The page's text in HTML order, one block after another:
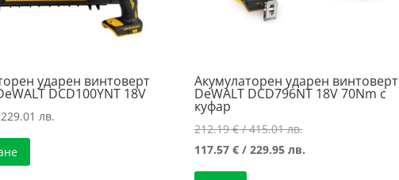
ударен винтоверт
DCD100YNT 18V
лв.
Акумулаторен ударен винтоверт
DeWALT DCD796NT 18V 70Nm с
куфар
212.19€/ 415.01 лв.Original
price
117.57 €/ 229.95 лв.Текущата